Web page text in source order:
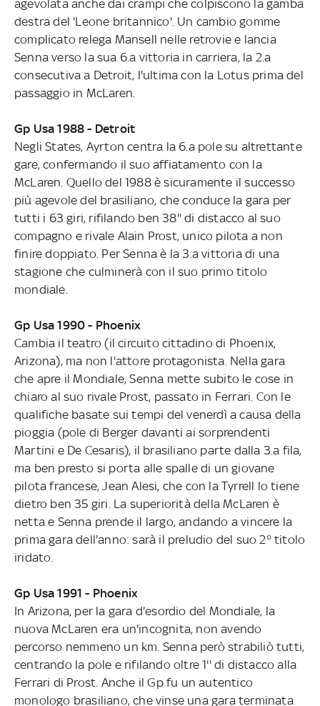
agevolata anche dai crampi che colpiscono la gamba
destra del 'Leone britannico'. Un cambio gomme
complicato relega Mansell nelle retrovie e lancia
Senna verso la sua 6.a vittoria in carriera, la 2.a
consecutiva a Detroit, l'ultima con la Lotus prima del
passaggio in McLaren.
Gp Usa 1988 - Detroit
Negli States, Ayrton centra la 6.a pole su altrettante
gare, confermando il suo affiatamento con la
McLaren. Quello del 1988 è sicuramente il successo
più agevole del brasiliano, che conduce la gara per
tutti i 63 giri, rifilando ben 38'' di distacco al suo
compagno e rivale Alain Prost, unico pilota a non
finire doppiato. Per Senna è la 3.a vittoria di una
stagione che culminerà con il suo primo titolo
mondiale.
Gp Usa 1990 - Phoenix
Cambia il teatro (il circuito cittadino di Phoenix,
Arizona), ma non l'attore protagonista. Nella gara
che apre il Mondiale, Senna mette subito le cose in
chiaro al suo rivale Prost, passato in Ferrari. Con le
qualifiche basate sui tempi del venerdì a causa della
pioggia (pole di Berger davanti ai sorprendenti
Martini e De Cesaris), il brasiliano parte dalla 3.a fila,
ma ben presto si porta alle spalle di un giovane
pilota francese, Jean Alesi, che con la Tyrrell lo tiene
dietro ben 35 giri. La superiorità della McLaren è
netta e Senna prende il largo, andando a vincere la
prima gara dell'anno: sarà il preludio del suo 2° titolo
iridato.
Gp Usa 1991 - Phoenix
In Arizona, per la gara d'esordio del Mondiale, la
nuova McLaren era un'incognita, non avendo
percorso nemmeno un km. Senna però strabiliò tutti,
centrando la pole e rifilando oltre 1'' di distacco alla
Ferrari di Prost. Anche il Gp fu un autentico
monologo brasiliano, che vinse una gara terminata